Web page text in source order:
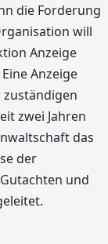
die Forderung
will
Anzeige
Anzeige
zuständigen
zwei Jahren
das
der
und